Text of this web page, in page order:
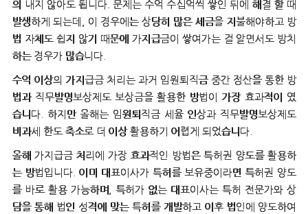
의 내지 않아도 됩니다. 문제는 수억 수십억씩 쌓인 뒤에 해결 할 때
발생하게 되는데, 이 경우에는 상당히 많은 세금을 지불해야하고 방
법 자체도 쉽지 않기 때문에 가지급금이 쌓여가는 걸 알면서도 방치
하는 경우가 많습니다.
수억 이상의 가지급금 처리는 과거 임원퇴직금 중간 정산을 통한 방
법과 직무발명보상제도 보상금을 활용한 방법이 가장 효과적이 였
습니다. 하지만 올해는 임원퇴직금 세율 인상과 직무발명보상제도
비과세 한도 축소로 더 이상 활용하기 어렵게 되었습니다.
올해 가지급금 처리에 가장 효과적인 방법은 특허권 양도를 활용하
는 방법입니다. 이미 대표이사가 특허를 보유중이라면 특허권 양도
를 바로 활용 가능하며, 특허가 없는 대표이사는 특허 전문가와 상
담을 통해 법인 성격에 맞는 특허를 개발하고 이후 법인에 양도하여